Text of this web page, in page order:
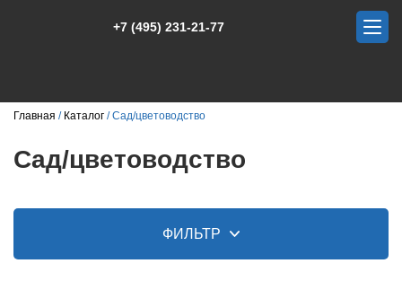
+7 (495) 231-21-77
Главная Каталог Сад/цветоводство
Сад/цветоводство
ФИЛЬТР